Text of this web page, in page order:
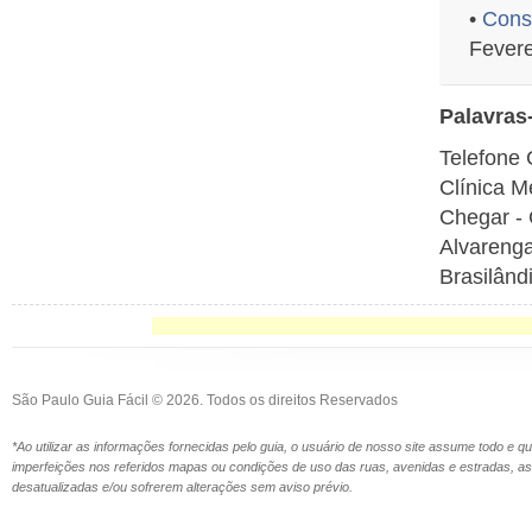
•
Telefone
Clínica
Chegar -
São Paulo Guia Fácil © 2026. Todos os direitos Reservados
*Ao utilizar as informações fornecidas pelo guia, o usuário de nosso site assume todo e
imperfeições nos referidos mapas ou condições de uso das ruas, avenidas e estradas,
desatualizadas e/ou sofrerem alterações sem aviso prévio.